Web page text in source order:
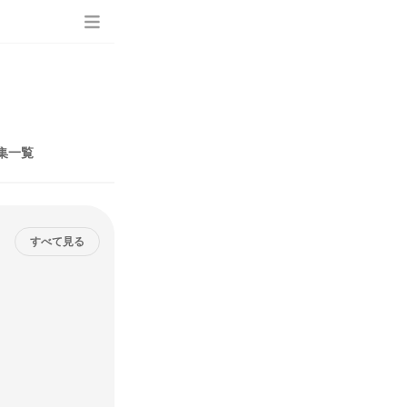
一覧
すべて見る